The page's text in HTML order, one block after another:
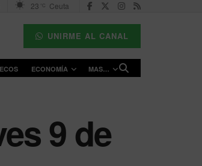
23 °C Ceuta
UNIRME AL CANAL
ECONOMÍA MAS…
9 de